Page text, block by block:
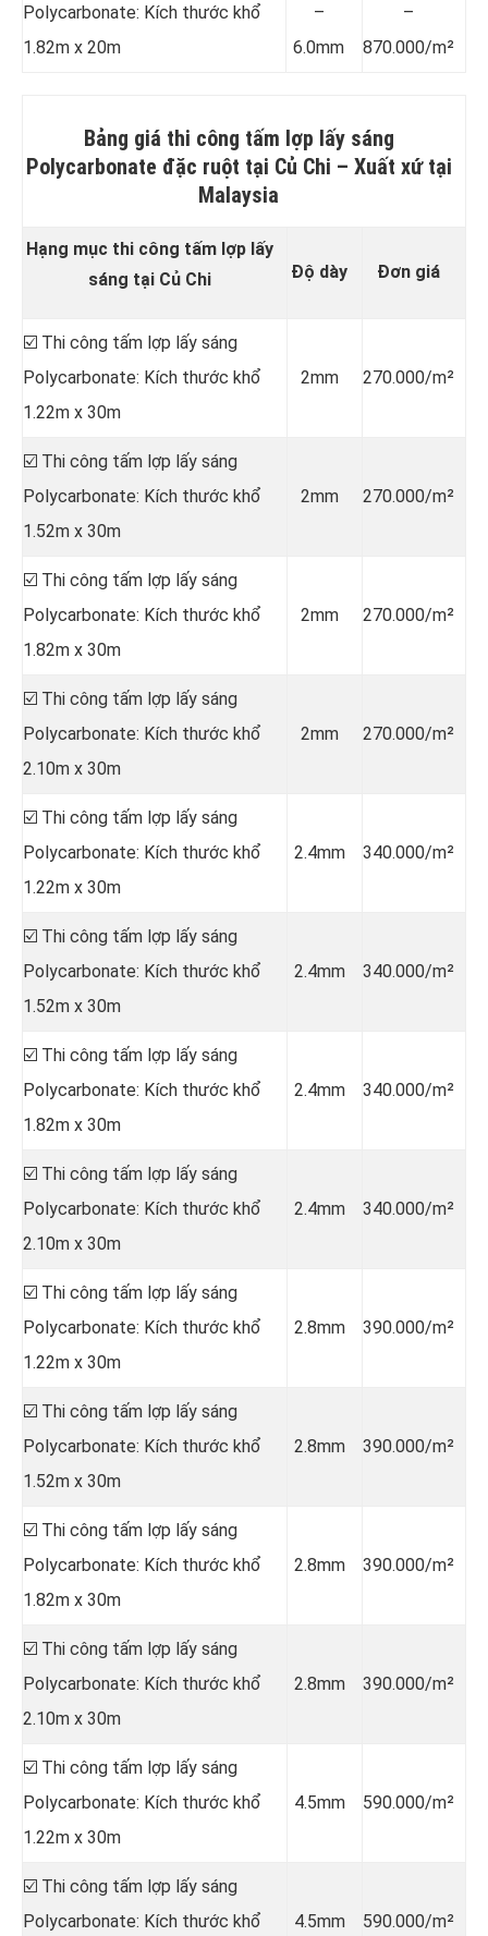
Polycarbonate: Kích thước khổ
1.82m x 20m
–
6.0mm
–
870.000/m²
Bảng giá thi công tấm lợp lấy sáng
Polycarbonate đặc ruột tại Củ Chi – Xuất xứ tại
Malaysia
Hạng mục thi công tấm lợp lấy
sáng tại Củ Chi
Độ dày Đơn giá
☑️ Thi công tấm lợp lấy sáng
Polycarbonate: Kích thước khổ
1.22m x 30m
2mm 270.000/m²
☑️ Thi công tấm lợp lấy sáng
Polycarbonate: Kích thước khổ
1.52m x 30m
2mm 270.000/m²
☑️ Thi công tấm lợp lấy sáng
Polycarbonate: Kích thước khổ
1.82m x 30m
2mm 270.000/m²
☑️ Thi công tấm lợp lấy sáng
Polycarbonate: Kích thước khổ
2.10m x 30m
2mm 270.000/m²
☑️ Thi công tấm lợp lấy sáng
Polycarbonate: Kích thước khổ
1.22m x 30m
2.4mm 340.000/m²
☑️ Thi công tấm lợp lấy sáng
Polycarbonate: Kích thước khổ
1.52m x 30m
2.4mm 340.000/m²
☑️ Thi công tấm lợp lấy sáng
Polycarbonate: Kích thước khổ
1.82m x 30m
2.4mm 340.000/m²
☑️ Thi công tấm lợp lấy sáng
Polycarbonate: Kích thước khổ
2.10m x 30m
2.4mm 340.000/m²
☑️ Thi công tấm lợp lấy sáng
Polycarbonate: Kích thước khổ
1.22m x 30m
2.8mm 390.000/m²
☑️ Thi công tấm lợp lấy sáng
Polycarbonate: Kích thước khổ
1.52m x 30m
2.8mm 390.000/m²
☑️ Thi công tấm lợp lấy sáng
Polycarbonate: Kích thước khổ
1.82m x 30m
2.8mm 390.000/m²
☑️ Thi công tấm lợp lấy sáng
Polycarbonate: Kích thước khổ
2.10m x 30m
2.8mm 390.000/m²
☑️ Thi công tấm lợp lấy sáng
Polycarbonate: Kích thước khổ
1.22m x 30m
4.5mm 590.000/m²
☑️ Thi công tấm lợp lấy sáng
Polycarbonate: Kích thước khổ
4.5mm 590.000/m²